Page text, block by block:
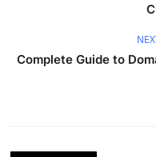
Complete Guide to